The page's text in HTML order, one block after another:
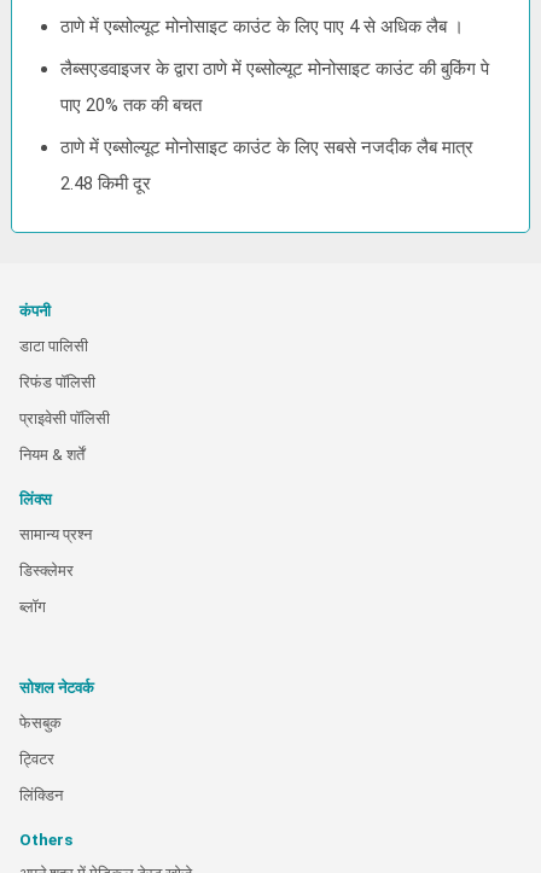
ठाणे में एब्सोल्यूट मोनोसाइट काउंट के लिए पाए 4 से अधिक लैब ।
लैब्सएडवाइजर के द्वारा ठाणे में एब्सोल्यूट मोनोसाइट काउंट की बुकिंग पे
पाए 20% तक की बचत
ठाणे में एब्सोल्यूट मोनोसाइट काउंट के लिए सबसे नजदीक लैब मात्र
2.48 किमी दूर
कंपनी
डाटा पालिसी
रिफंड पॉलिसी
प्राइवेसी पॉलिसी
नियम & शर्तें
लिंक्स
सामान्य प्रश्न
डिस्क्लेमर
ब्लॉग
सोशल नेटवर्क
फेसबुक
ट्विटर
लिंक्डिन
Others